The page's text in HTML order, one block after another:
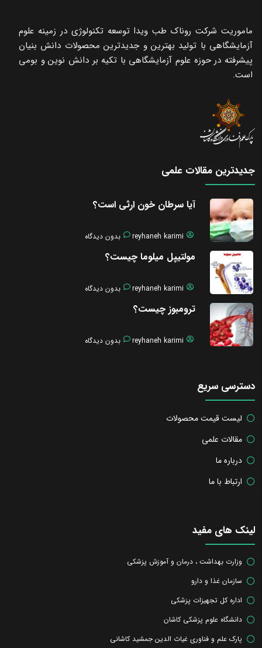
ماموریت شرکت روناک طب ویدا توسعه تکنولوژی در زمینه علوم
آزمایشگاهی با تولید بهترین و جدیدترین محصولات دانش بنیان
پیشرفته در حوزه علوم آزمایشگاهی با تکیه ‌بر دانش نوین و بومی
است.
جدیدترین مقالات علمی
آیا سرطان خون ارثی است؟
reyhaneh karimi بدون دیدگاه
مولتیپل میلوما چیست؟
reyhaneh karimi بدون دیدگاه
ترومبوز چیست؟
reyhaneh karimi بدون دیدگاه
دسترسی سریع
لیست قیمت محصولات
مقالات علمی
درباره ما
ارتباط با ما
لینک های مفید
وزارت بهداشت ، درمان و آموزش پزشکی
سازمان غذا و دارو
اداره کل تجهیزات پزشکی
دانشگاه علوم پزشکی کاشان
پارک علم و فناوری غیاث الدین جمشید کاشانی